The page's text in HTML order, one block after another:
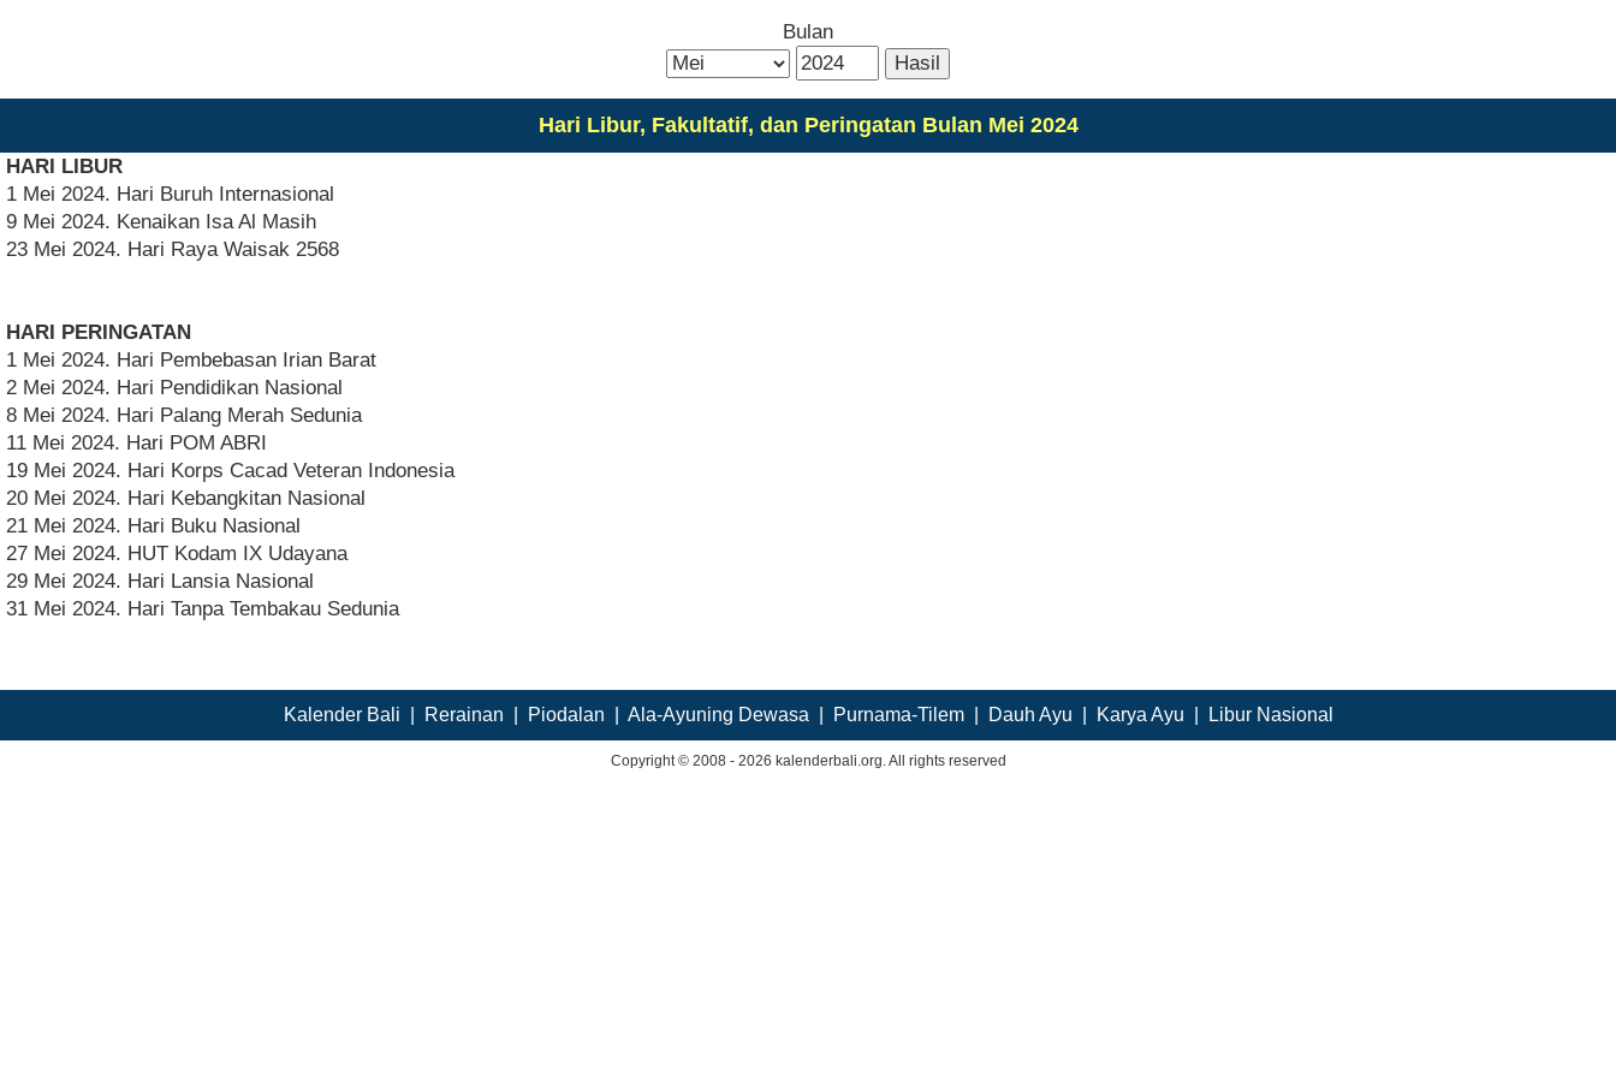
Bulan
Hari Libur, Fakultatif, dan Peringatan Bulan Mei 2024
HARI LIBUR
1 Mei 2024. Hari Buruh Internasional
9 Mei 2024. Kenaikan Isa Al Masih
23 Mei 2024. Hari Raya Waisak 2568
HARI PERINGATAN
1 Mei 2024. Hari Pembebasan Irian Barat
2 Mei 2024. Hari Pendidikan Nasional
8 Mei 2024. Hari Palang Merah Sedunia
11 Mei 2024. Hari POM ABRI
19 Mei 2024. Hari Korps Cacad Veteran Indonesia
20 Mei 2024. Hari Kebangkitan Nasional
21 Mei 2024. Hari Buku Nasional
27 Mei 2024. HUT Kodam IX Udayana
29 Mei 2024. Hari Lansia Nasional
31 Mei 2024. Hari Tanpa Tembakau Sedunia
Kalender Bali Rerainan Piodalan Ala-Ayuning Dewasa Purnama-Tilem| Dauh Ayu Karya Ayu Libur Nasional
Copyright © 2008 - 2026 kalenderbali.org. All rights reserved